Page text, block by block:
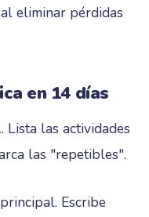
eliminar pérdidas
en 14 días
las actividades
las "repetibles".
Escribe